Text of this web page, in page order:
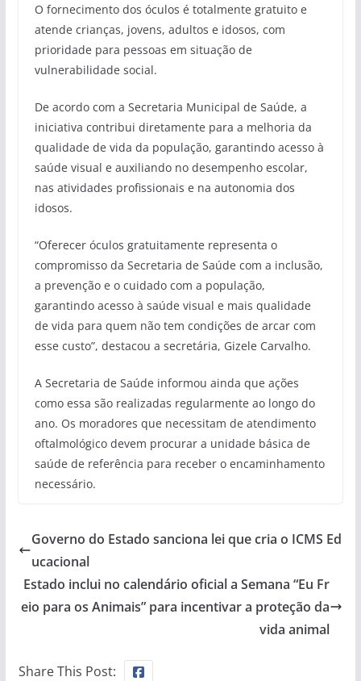
O fornecimento dos óculos é totalmente gratuito e
atende crianças, jovens, adultos e idosos, com
prioridade para pessoas em situação de
vulnerabilidade social.
De acordo com a Secretaria Municipal de Saúde, a
iniciativa contribui diretamente para a melhoria da
qualidade de vida da população, garantindo acesso à
saúde visual e auxiliando no desempenho escolar,
nas atividades profissionais e na autonomia dos
idosos.
“Oferecer óculos gratuitamente representa o
compromisso da Secretaria de Saúde com a inclusão,
a prevenção e o cuidado com a população,
garantindo acesso à saúde visual e mais qualidade
de vida para quem não tem condições de arcar com
esse custo”, destacou a secretária, Gizele Carvalho.
A Secretaria de Saúde informou ainda que ações
como essa são realizadas regularmente ao longo do
ano. Os moradores que necessitam de atendimento
oftalmológico devem procurar a unidade básica de
saúde de referência para receber o encaminhamento
necessário.
Governo do Estado sanciona lei que cria o ICMS Ed
ucacional
Estado inclui no calendário oficial a Semana “Eu Fr
eio para os Animais” para incentivar a proteção da
vida animal
Share This Post: